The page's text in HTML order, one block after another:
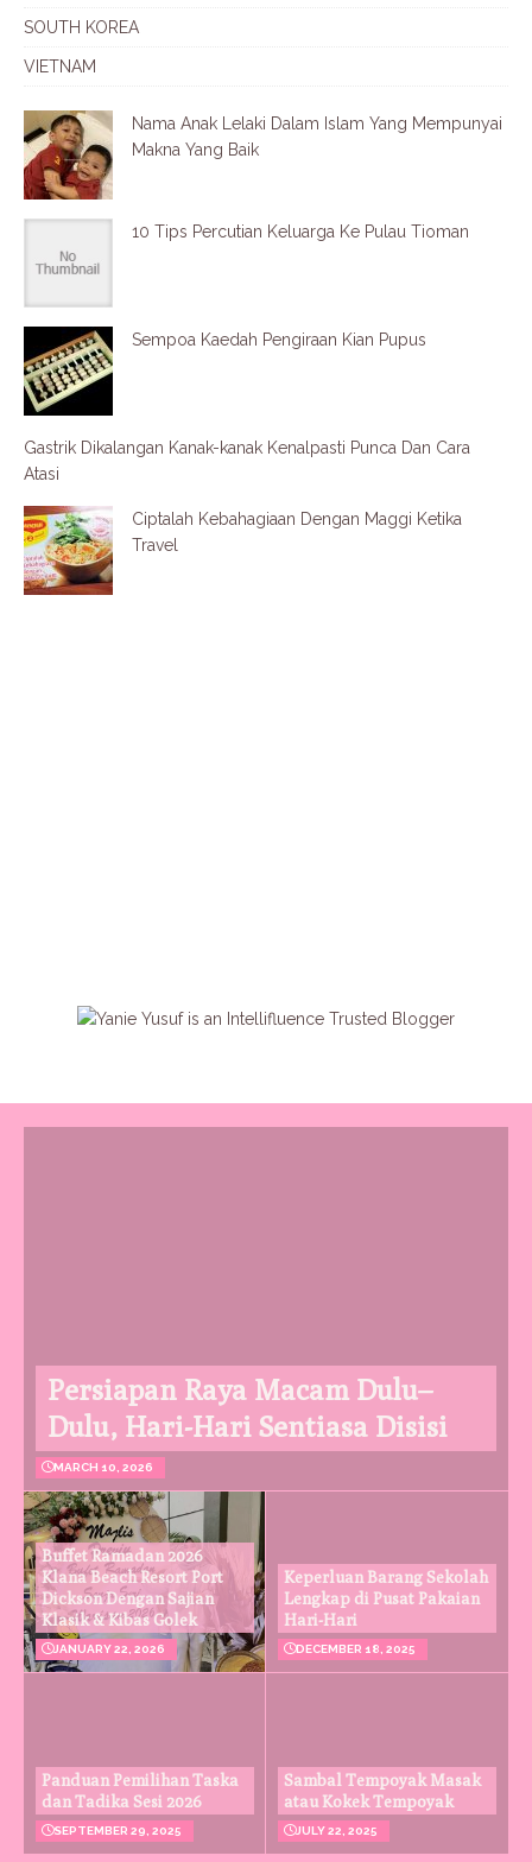
SOUTH KOREA
VIETNAM
Nama Anak Lelaki Dalam Islam Yang Mempunyai
Makna Yang Baik
10 Tips Percutian Keluarga Ke Pulau Tioman
Sempoa Kaedah Pengiraan Kian Pupus
Gastrik Dikalangan Kanak-kanak Kenalpasti Punca Dan Cara
Atasi
Ciptalah Kebahagiaan Dengan Maggi Ketika
Travel
Persiapan Raya Macam Dulu–
Dulu, Hari-Hari Sentiasa Disisi
MARCH 10, 2026
Buffet Ramadan 2026
Klana Beach Resort Port
Dickson Dengan Sajian
Klasik & Kibas Golek
JANUARY 22, 2026
Keperluan Barang Sekolah
Lengkap di Pusat Pakaian
Hari-Hari
DECEMBER 18, 2025
Panduan Pemilihan Taska
dan Tadika Sesi 2026
SEPTEMBER 29, 2025
Sambal Tempoyak Masak
atau Kokek Tempoyak
JULY 22, 2025